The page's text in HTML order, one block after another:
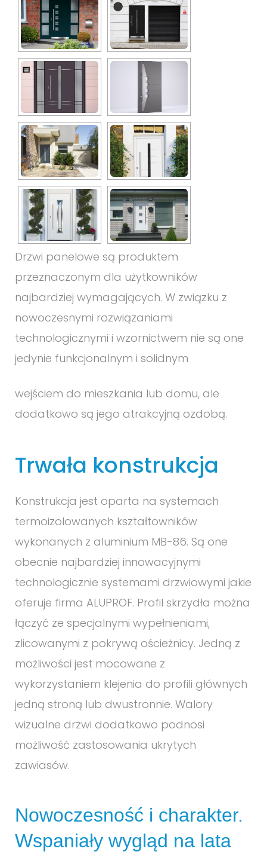
Drzwi panelowe są produktem
przeznaczonym dla użytkowników
najbardziej wymagających. W związku z
nowoczesnymi rozwiązaniami
technologicznymi i wzornictwem nie są one
jedynie funkcjonalnym i solidnym
wejściem do mieszkania lub domu, ale
dodatkowo są jego atrakcyjną ozdobą.
Trwała konstrukcja
Konstrukcja jest oparta na systemach
termoizolowanych kształtowników
wykonanych z aluminium MB-86. Są one
obecnie najbardziej innowacyjnymi
technologicznie systemami drzwiowymi jakie
oferuje firma ALUPROF. Profil skrzydła można
łączyć ze specjalnymi wypełnieniami,
zlicowanymi z pokrywą ościeżnicy. Jedną z
możliwości jest mocowane z
wykorzystaniem klejenia do profili głównych
jedną stroną lub dwustronnie. Walory
wizualne drzwi dodatkowo podnosi
możliwość zastosowania ukrytych
zawiasów.
Nowoczesność i charakter.
Wspaniały wygląd na lata